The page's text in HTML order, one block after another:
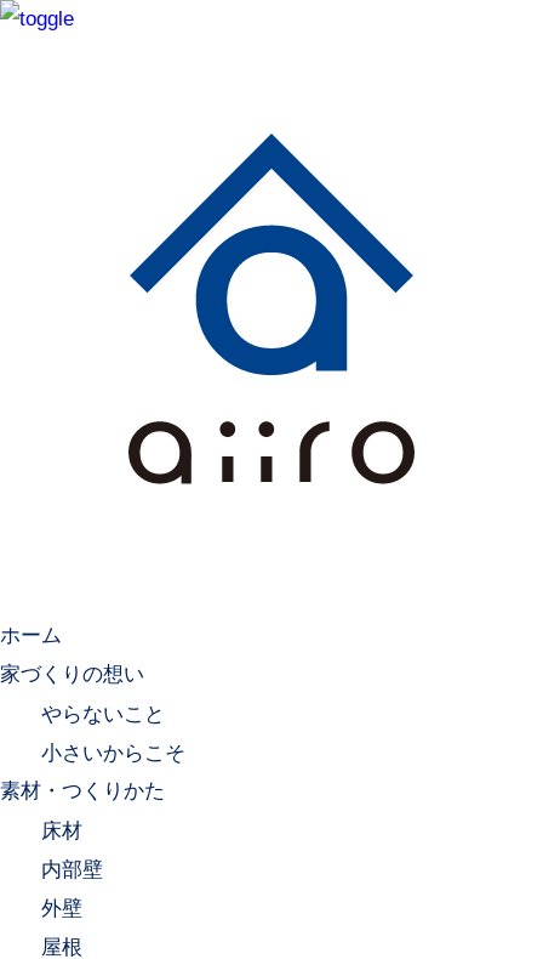
ホーム
家づくりの想い
やらないこと
小さいからこそ
素材・つくりかた
床材
内部壁
外壁
屋根